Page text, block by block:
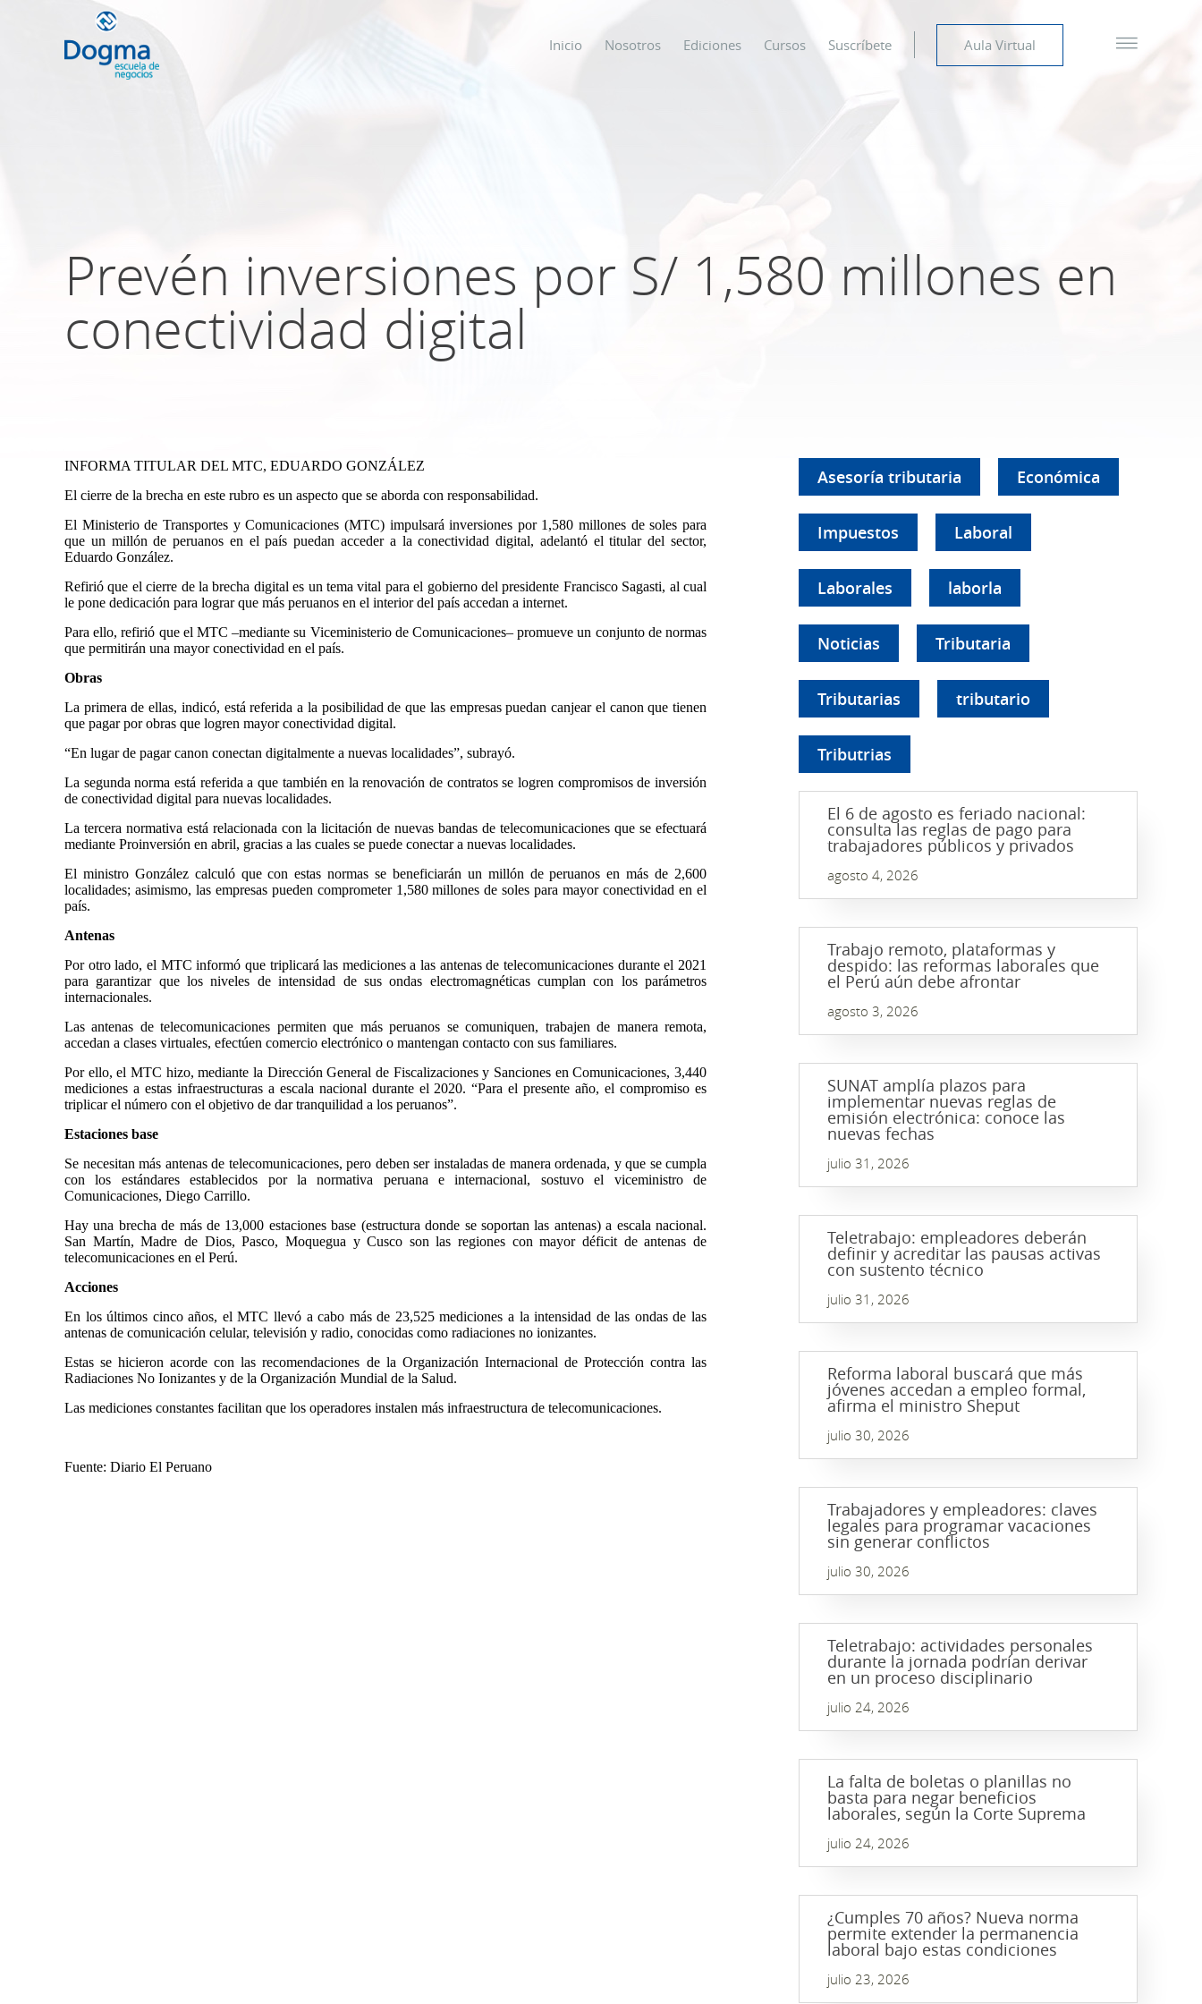
Inicio Nosotros Ediciones Cursos Suscríbete Aula Virtual
Prevén inversiones por S/ 1,580 millones en
conectividad digital
INFORMA TITULAR DEL MTC, EDUARDO GONZÁLEZ
El cierre de la brecha en este rubro es un aspecto que se aborda con responsabilidad.
El Ministerio de Transportes y Comunicaciones (MTC) impulsará inversiones por 1,580 millones de soles para
que un millón de peruanos en el país puedan acceder a la conectividad digital, adelantó el titular del sector,
Eduardo González.
Refirió que el cierre de la brecha digital es un tema vital para el gobierno del presidente Francisco Sagasti, al cual
le pone dedicación para lograr que más peruanos en el interior del país accedan a internet.
Para ello, refirió que el MTC –mediante su Viceministerio de Comunicaciones– promueve un conjunto de normas
que permitirán una mayor conectividad en el país.
Obras
La primera de ellas, indicó, está referida a la posibilidad de que las empresas puedan canjear el canon que tienen
que pagar por obras que logren mayor conectividad digital.
“En lugar de pagar canon conectan digitalmente a nuevas localidades”, subrayó.
La segunda norma está referida a que también en la renovación de contratos se logren compromisos de inversión
de conectividad digital para nuevas localidades.
La tercera normativa está relacionada con la licitación de nuevas bandas de telecomunicaciones que se efectuará
mediante Proinversión en abril, gracias a las cuales se puede conectar a nuevas localidades.
El ministro González calculó que con estas normas se beneficiarán un millón de peruanos en más de 2,600
localidades; asimismo, las empresas pueden comprometer 1,580 millones de soles para mayor conectividad en el
país.
Antenas
Por otro lado, el MTC informó que triplicará las mediciones a las antenas de telecomunicaciones durante el 2021
para garantizar que los niveles de intensidad de sus ondas electromagnéticas cumplan con los parámetros
internacionales.
Las antenas de telecomunicaciones permiten que más peruanos se comuniquen, trabajen de manera remota,
accedan a clases virtuales, efectúen comercio electrónico o mantengan contacto con sus familiares.
Por ello, el MTC hizo, mediante la Dirección General de Fiscalizaciones y Sanciones en Comunicaciones, 3,440
mediciones a estas infraestructuras a escala nacional durante el 2020. “Para el presente año, el compromiso es
triplicar el número con el objetivo de dar tranquilidad a los peruanos”.
Estaciones base
Se necesitan más antenas de telecomunicaciones, pero deben ser instaladas de manera ordenada, y que se cumpla
con los estándares establecidos por la normativa peruana e internacional, sostuvo el viceministro de
Comunicaciones, Diego Carrillo.
Hay una brecha de más de 13,000 estaciones base (estructura donde se soportan las antenas) a escala nacional.
San Martín, Madre de Dios, Pasco, Moquegua y Cusco son las regiones con mayor déficit de antenas de
telecomunicaciones en el Perú.
Acciones
En los últimos cinco años, el MTC llevó a cabo más de 23,525 mediciones a la intensidad de las ondas de las
antenas de comunicación celular, televisión y radio, conocidas como radiaciones no ionizantes.
Estas se hicieron acorde con las recomendaciones de la Organización Internacional de Protección contra las
Radiaciones No Ionizantes y de la Organización Mundial de la Salud.
Las mediciones constantes facilitan que los operadores instalen más infraestructura de telecomunicaciones.
Fuente: Diario El Peruano
Asesoría tributaria Económica
Impuestos Laboral
Laborales laborla
Noticias Tributaria
Tributarias tributario
Tributrias
El 6 de agosto es feriado nacional:
consulta las reglas de pago para
trabajadores públicos y privados
agosto 4, 2026
Trabajo remoto, plataformas y
despido: las reformas laborales que
el Perú aún debe afrontar
agosto 3, 2026
SUNAT amplía plazos para
implementar nuevas reglas de
emisión electrónica: conoce las
nuevas fechas
julio 31, 2026
Teletrabajo: empleadores deberán
definir y acreditar las pausas activas
con sustento técnico
julio 31, 2026
Reforma laboral buscará que más
jóvenes accedan a empleo formal,
afirma el ministro Sheput
julio 30, 2026
Trabajadores y empleadores: claves
legales para programar vacaciones
sin generar conflictos
julio 30, 2026
Teletrabajo: actividades personales
durante la jornada podrían derivar
en un proceso disciplinario
julio 24, 2026
La falta de boletas o planillas no
basta para negar beneficios
laborales, según la Corte Suprema
julio 24, 2026
¿Cumples 70 años? Nueva norma
permite extender la permanencia
laboral bajo estas condiciones
julio 23, 2026
TRIBUTACIÓN INTERNACIONAL | TODO SOBRE
NO DOMICILIADOS